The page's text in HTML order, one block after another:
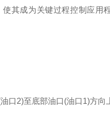
其成为关键过程控制应用
口2)至底部油口(油口1)方